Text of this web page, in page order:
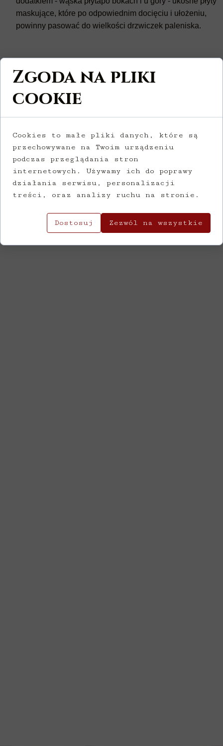
maskujące, które po odpowiednim docięciu i ułożeniu,
powinny pasować do wielkości drzwiczek paleniska.
Zgoda na pliki
cookie
Cookies to małe pliki danych, które są
przechowywane na Twoim urządzeniu
podczas przeglądania stron
internetowych. Używamy ich do poprawy
działania serwisu, personalizacji
treści, oraz analizy ruchu na stronie.
Dostosuj Zezwól na wszystkie